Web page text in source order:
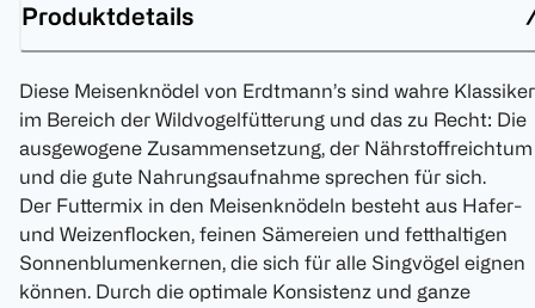
Produktdetails
Diese Meisenknödel von Erdtmann’s sind wahre Klassiker
im Bereich der Wildvogelfütterung und das zu Recht: Die
ausgewogene Zusammensetzung, der Nährstoffreichtum
und die gute Nahrungsaufnahme sprechen für sich.
Der Futtermix in den Meisenknödeln besteht aus Hafer-
und Weizenflocken, feinen Sämereien und fetthaltigen
Sonnenblumenkernen, die sich für alle Singvögel eignen
können. Durch die optimale Konsistenz und ganze